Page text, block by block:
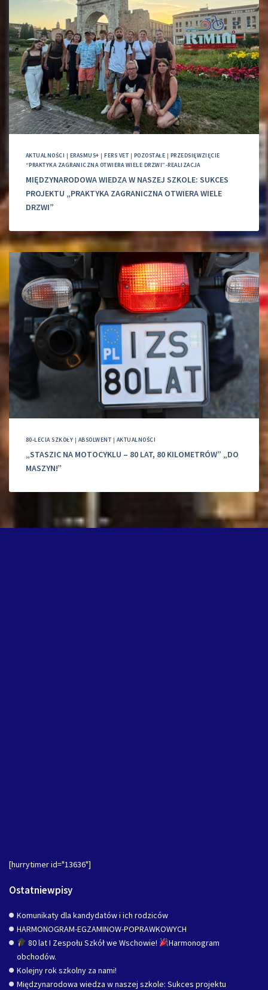
AKTUALNOŚCI | ERASMUS+ |FERS VET | POZOSTAŁE | PRZEDSIĘWZIĘCIE
“PRAKTYKA ZAGRANICZNA OTWIERA WIELE DRZWI”-REALIZACJA
MIĘDZYNARODOWA WIEDZA W NASZEJ SZKOLE: SUKCES
PROJEKTU „PRAKTYKA ZAGRANICZNA OTWIERA WIELE
DRZWI”
80-LECIA SZKOŁY | ABSOLWENT | AKTUALNOŚCI
„STASZIC NA MOTOCYKLU – 80 LAT, 80 KILOMETRÓW” „DO
MASZYN!”
[hurrytimer id="13636"]
Ostatniewpisy
Komunikaty dla kandydatów i ich rodziców
HARMONOGRAM-EGZAMINOW-POPRAWKOWYCH
80 lat I Zespołu Szkół we Wschowie!
Harmonogram
obchodów.
Kolejny rok szkolny za nami!
Międzynarodowa wiedza w naszej szkole: Sukces projektu